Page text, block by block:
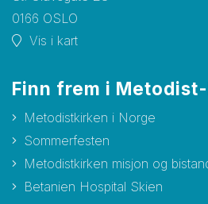
0166 OSLO
Vis i kart
Finn frem i
Metodistkirken i Norge
Sommerfesten
Metodistkirken misjon og
Betanien Hospital Skien